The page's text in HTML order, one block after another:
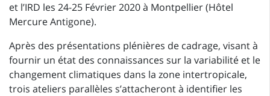
et l’IRD les 24-25 Février 2020 à Montpellier (Hôtel
Mercure Antigone).
Après des présentations plénières de cadrage, visant à
fournir un état des connaissances sur la variabilité et le
changement climatiques dans la zone intertropicale,
trois ateliers parallèles s’attacheront à identifier les